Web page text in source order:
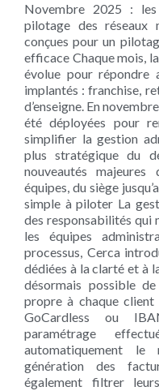
Novembre 2025 :
pilotage des réseaux
conçues pour un
efficace Chaque mois,
évolue pour répondre
implantés : franchise,
d’enseigne. En
été déployées pour
simplifier la gestion
plus stratégique du
nouveautés
équipes, du siège
simple à piloter La
des responsabilités qui
les équipes
processus, Cerca
dédiées à la clarté et à
désormais possible
propre à chaque client
GoCardless ou
paramétrage
automatiquement
génération des
également filtrer